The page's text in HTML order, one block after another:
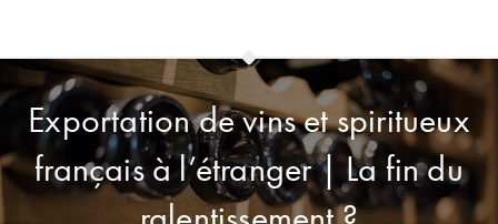
Exportation de vins et spiritueux
français à l’étranger | La fin du